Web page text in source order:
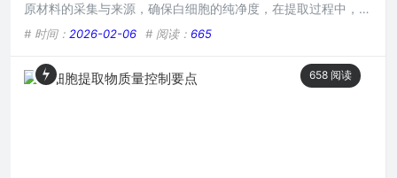
原材料的采集与来源，确保白细胞的纯净度，在提取过程中，精
准控制各项操作参数，如温度、时间等，以保证提取物成分的稳
定性，随后进行初步检测，涵盖外观、纯度等指标，接着开展理
化性质分析，包括蛋白质含量、活性测定等，确保符合质量标
准，最终经过多道检验程序，保障白细胞提取物的质量安全可
# 时间： 2026-02-06 # 阅读： 665
658 阅读